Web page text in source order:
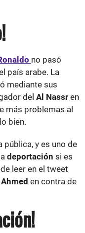
no pasó
país arabe. La
mediante sus
del Al Nassr en
más problemas al
bien.
pública, y es uno de
deportación si es
leer en el tweet
en contra de